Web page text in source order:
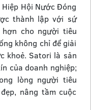
Hội Nước Đóng
thành lập với sứ
hơn cho người tiêu
không chỉ để giải
khoẻ. Satori là sản
của doanh nghiệp;
lòng người tiêu
nâng tầm cuộc